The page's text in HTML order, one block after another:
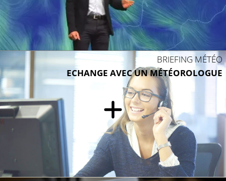
BRIEFING MÉTÉO
ECHANGE AVEC UN MÉTÉOROLOGUE